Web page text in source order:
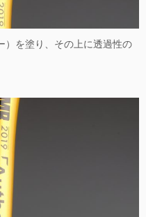
）を塗り、その上に透過性の